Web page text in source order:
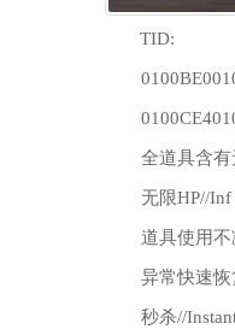
TID:
全道具含有无
无限HP//Inf
道具使用不
异常快速恢
秒杀//